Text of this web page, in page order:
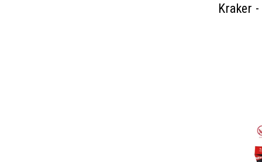
Kraker